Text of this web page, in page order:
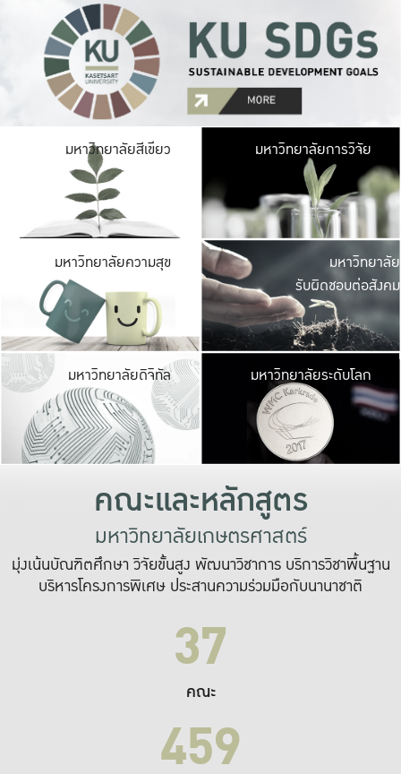
มหาวิทยาลัยสีเขียว มหาวิ
มีพื้นที่เขียวสดใส
เป็นป่าในเมือง เกษต
มหาวิทยาลัยการวิจัย
มหาวิทยาลัยความสุข มหาวิ
ค
เปิดประ
และพบเรื่องราวใ
มหาวิทยาลัย
รับผิดชอบต่อสังคม
มหาวิทยาลัยดิจิทัล มหาวิ
เปลี่ยนแปลง แล
เพื่อทำง
ระบบสารสนเทศ
มหาวิทยาลัยระดับโลก
คณะและหลักสูตร
มหาวิทยาลัยเกษตรศาสตร์
มุ่งเน้นบัณฑิตศึกษา วิจัยขั้นสูง พัฒนาวิชาการ บริการวิชาพื้นฐาน
บริหารโครงการพิเศษ ประสานความร่วมมือกับนานาชาติ
37
คณะ
459